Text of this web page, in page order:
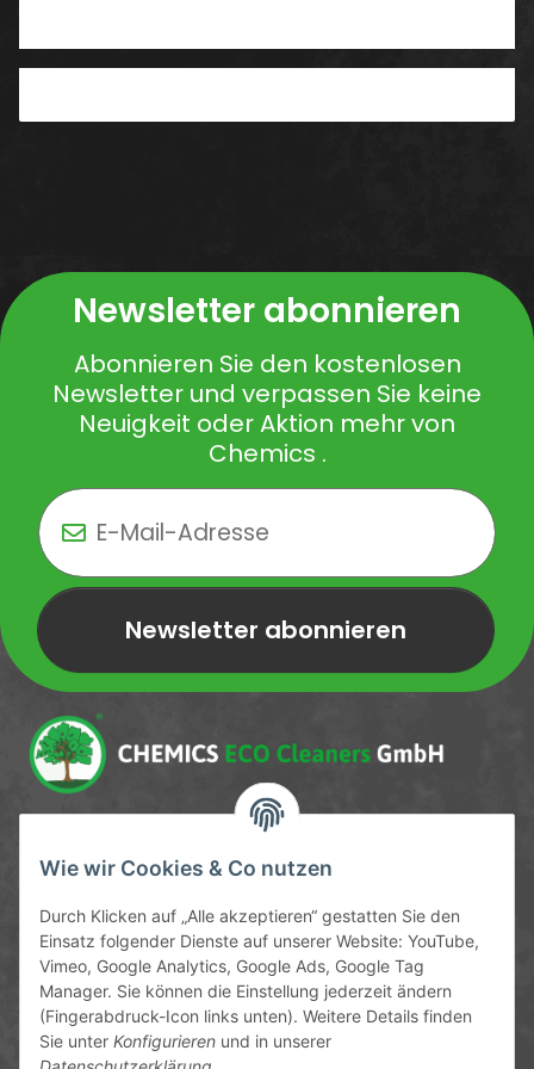
Wie wir Cookies & Co nutzen
Durch Klicken auf „Alle akzeptieren“ gestatten Sie den
Einsatz folgender Dienste auf unserer Website: YouTube,
Vimeo, Google Analytics, Google Ads, Google Tag
Manager. Sie können die Einstellung jederzeit ändern
(Fingerabdruck-Icon links unten). Weitere Details finden
Sie unter Konfigurieren und in unserer
Newsletter abonnieren
Abonnieren Sie den kostenlosen
Newsletter und verpassen Sie keine
Neuigkeit oder Aktion mehr von
Chemics .
Newsletter abonnieren
Newsletter Newsletter abonnieren
Service-Hotline
09372 / 70 80 90
Mo-Fr, 09:00-12:00 | 13:00-17:00 Uhr
Hinter den Straßenäckern 11-13
63906 Erlenbach
info@chemics.eu